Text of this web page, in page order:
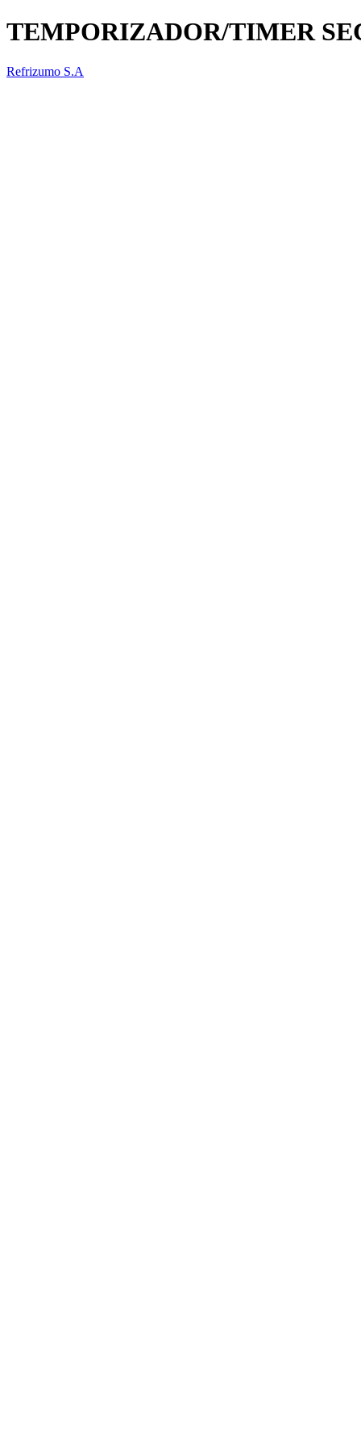
TEMPORIZADOR/TIMER
Refrizumo S.A